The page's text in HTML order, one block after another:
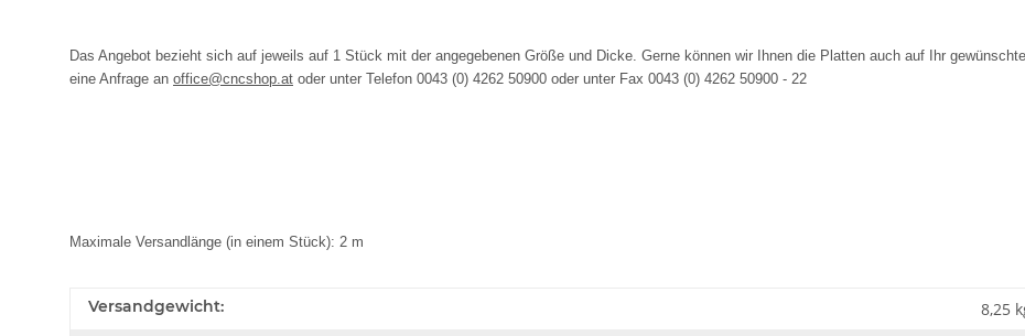
Das Angebot bezieht sich auf jeweils auf 1 Stück mit der angegebenen Größe und Dicke. Gerne können wir Ihnen die Platten auch auf Ihr
eine Anfrage an office@cncshop.at oder unter Telefon 0043 (0) 4262 50900 oder unter Fax 0043 (0) 4262 50900 - 22
Maximale Versandlänge (in einem Stück): 2 m
Versandgewicht: 8,25